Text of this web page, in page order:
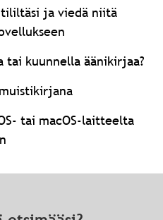
ja viedä niitä
kuunnella äänikirjaa?
tai macOS-laitteelta